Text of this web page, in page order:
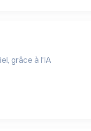
grâce à l'IA